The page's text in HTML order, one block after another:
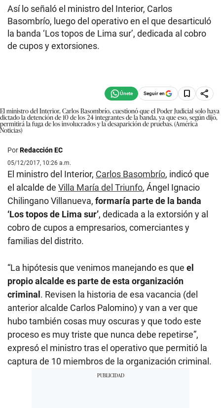
Así lo señaló el ministro del Interior, Carlos
Basombrío, luego del operativo en el que desarticuló
la banda ‘Los topos de Lima sur’, dedicada al cobro
de cupos y extorsiones.
Seguir en
El ministro del Interior, Carlos Basombrío, cuestionó que el Poder Judicial solo haya
dictado la detención de 10 de los 24 integrantes de la banda, ya que eso, según dijo,
permitirá la fuga de los involucrados y la desaparición de pruebas. (América
Noticias)
PorRedacción EC
05/12/2017, 10:26 a.m.
El ministro del Interior, Carlos Basombrío, indicó que
el alcalde de Villa María del Triunfo, Ángel Ignacio
Chilingano Villanueva, formaría parte de la banda
‘Los topos de Lima sur’, dedicada a la extorsión y al
cobro de cupos a empresarios, comerciantes y
familias del distrito.
“La hipótesis que venimos manejando es que el
propio alcalde es parte de esta organización
criminal. Revisen la historia de esa vacancia (del
anterior alcalde Carlos Palomino) y van a ver que
hubo también cosas muy oscuras y que todo este
proceso es muy triste que nunca debe repetirse”,
expresó el ministro tras el operativo que permitió la
captura de 10 miembros de la organización criminal.